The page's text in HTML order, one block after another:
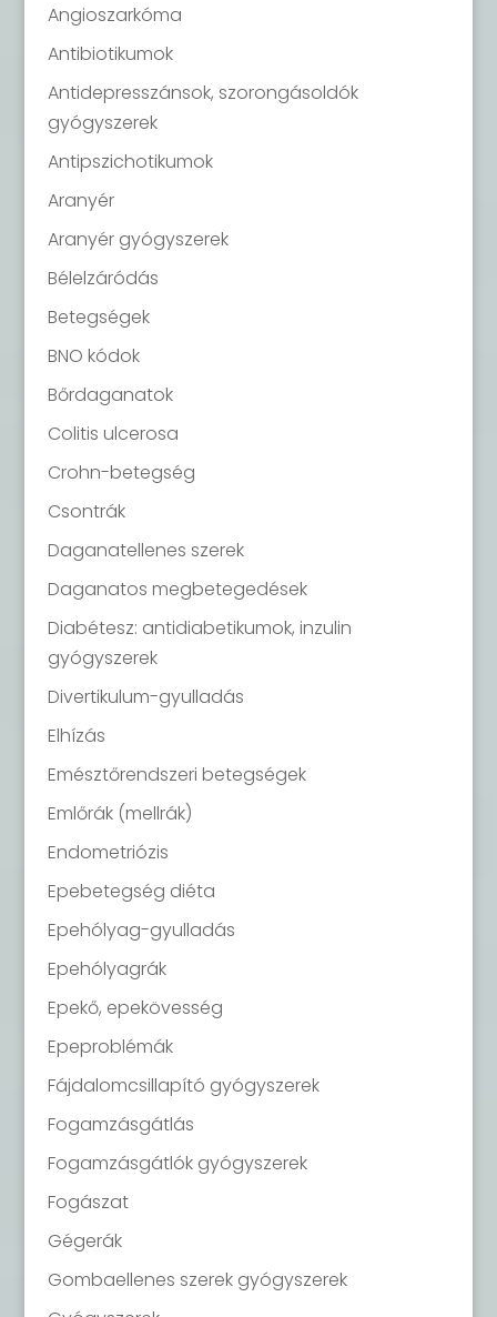
Angioszarkóma
Antibiotikumok
Antidepresszánsok, szorongásoldók
gyógyszerek
Antipszichotikumok
Aranyér
Aranyér gyógyszerek
Bélelzáródás
Betegségek
BNO kódok
Bőrdaganatok
Colitis ulcerosa
Crohn-betegség
Csontrák
Daganatellenes szerek
Daganatos megbetegedések
Diabétesz: antidiabetikumok, inzulin
gyógyszerek
Divertikulum-gyulladás
Elhízás
Emésztőrendszeri betegségek
Emlőrák (mellrák)
Endometriózis
Epebetegség diéta
Epehólyag-gyulladás
Epehólyagrák
Epekő, epekövesség
Epeproblémák
Fájdalomcsillapító gyógyszerek
Fogamzásgátlás
Fogamzásgátlók gyógyszerek
Fogászat
Gégerák
Gombaellenes szerek gyógyszerek